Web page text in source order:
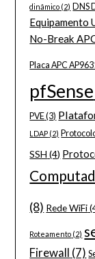
dinâmico (2) DNS
Equipamento
No-Break
Placa APC
pfSense
PVE(3)
LDAP (2)
SSH (4)
(8) Rede WiFi
Roteamento (2)
Firewall (7)